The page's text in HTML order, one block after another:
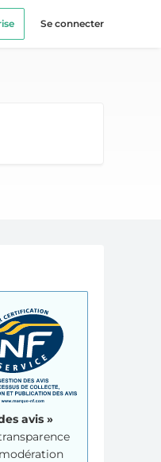
Se connecter
avis »